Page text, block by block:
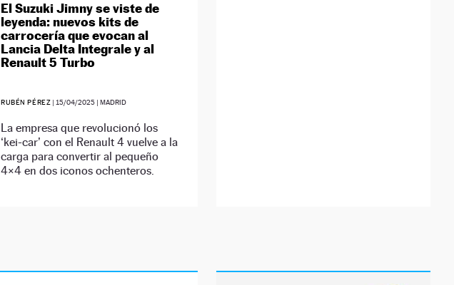
El Suzuki Jimny se viste de
leyenda: nuevos kits de
carrocería que evocan al
Lancia Delta Integrale y al
Renault 5 Turbo
RUBÉN PÉREZ | 15/04/2025 | MADRID
La empresa que revolucionó los
‘kei-car’ con el Renault 4 vuelve a la
carga para convertir al pequeño
4×4 en dos iconos ochenteros.